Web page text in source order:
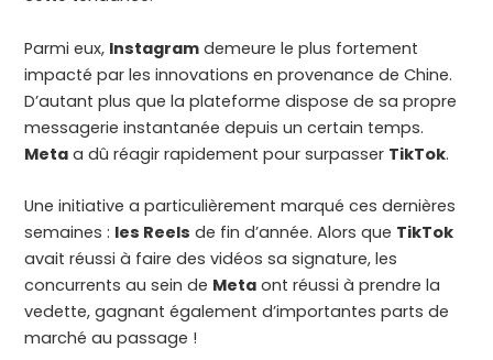
Parmi eux, Instagram demeure le plus fortement
impacté par les innovations en provenance de Chine.
D’autant plus que la plateforme dispose de sa propre
messagerie instantanée depuis un certain temps.
Meta a dû réagir rapidement pour surpasser TikTok.
Une initiative a particulièrement marqué ces dernières
semaines : les Reels de fin d’année. Alors que TikTok
avait réussi à faire des vidéos sa signature, les
concurrents au sein de Meta ont réussi à prendre la
vedette, gagnant également d’importantes parts de
marché au passage !